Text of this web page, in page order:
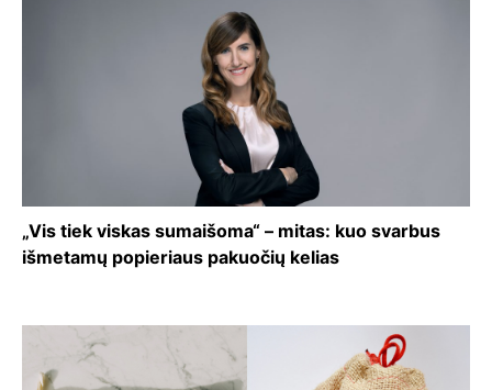
„Vis tiek viskas sumaišoma“ – mitas: kuo svarbus
išmetamų popieriaus pakuočių kelias